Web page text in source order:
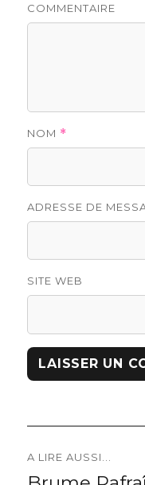
COMMENTAIRE
NOM *
ADRESSE DE
SITE WEB
Navigation
A LIRE AUSSI...